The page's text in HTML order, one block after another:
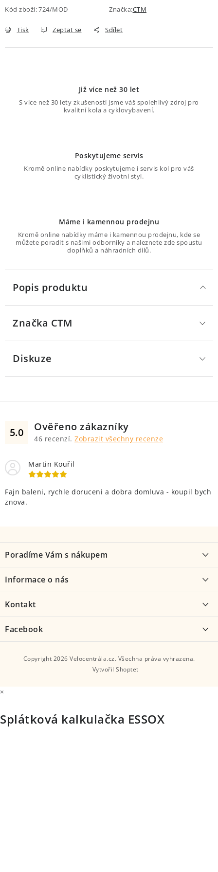
O nás Proč kolo od nás
Možnosti dopravy
Půjčovna historických kol
Kód zboží:724/MOD Značka:CTM
Tisk Zeptat se Sdílet
Již více než 30 let
S více než 30 lety zkušeností jsme váš spolehlivý zdroj pro
kvalitní kola a cyklovybavení.
Poskytujeme servis
Kromě online nabídky poskytujeme i servis kol pro váš
cyklistický životní styl.
Máme i kamennou prodejnu
Kromě online nabídky máme i kamennou prodejnu, kde se
můžete poradit s našimi odborníky a naleznete zde spoustu
doplňků a náhradních dílů.
Popis produktu
Značka CTM
Diskuze
5.0 Ověřeno zákazníky
46 recenzí. Zobrazit všechny recenze
Martin Kouřil
Fajn baleni, rychle doruceni a dobra domluva - koupil bych
znova.
á
p
a
Poradíme Vám s nákupem
Jak vybrat kolo
Možnosti dopravy
Obchodní podmínky
Podmínky nákupu na splátky Essox
Informace o nás
Kontakt
Služby
Kontakt
Hostovlice 116, 285 62
Zavolejte nám:
info@velocentrala.cz
Facebook
Vytvořil Shoptet
Copyright 2026 Velocentrála.cz. Všechna práva vyhrazena.
×
Splátková kalkulačka ESSOX